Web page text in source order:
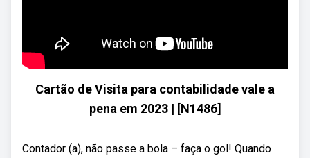
Cartão de Visita para contabilidade vale a
pena em 2023 | [N1486]
Contador (a), não passe a bola – faça o gol! Quando